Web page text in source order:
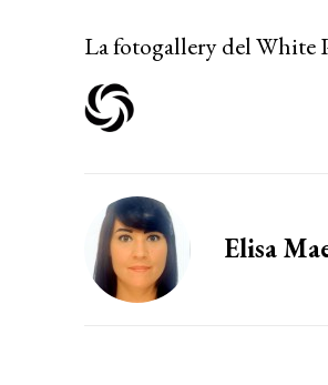
La fotogallery del White
Elisa